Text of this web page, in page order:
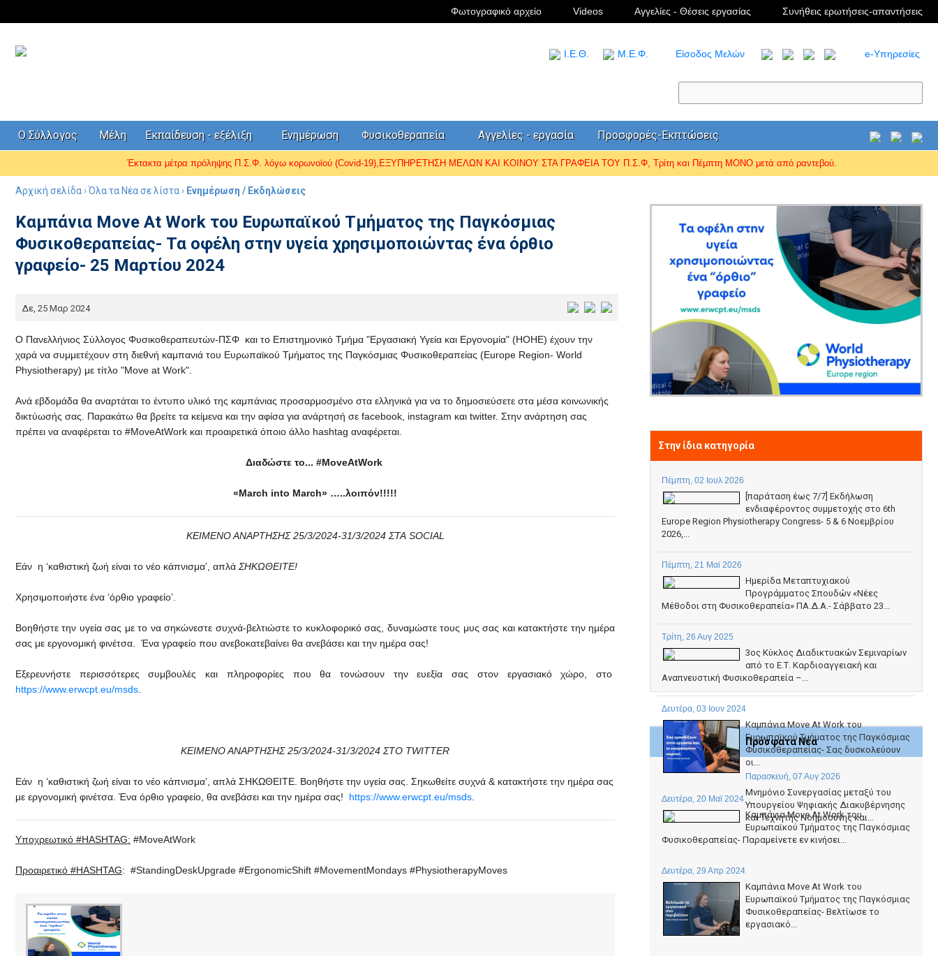
Φωτογραφικό αρχείο Videos Αγγελίες - Θέσεις εργασίας Συνήθεις ερωτήσεις-απαντήσεις
I.Ε.Θ. Μ.Ε.Φ. Είσοδος Μελών e-Υπηρεσίες
Ο Σύλλογος Μέλη Εκπαίδευση - εξέλιξη Ενημέρωση Φυσικοθεραπεία Αγγελίες - εργασία Προσφορές-Εκπτώσεις
Έκτακτα μέτρα πρόληψης Π.Σ.Φ. λόγω κορωνοϊού (Covid-19),ΕΞΥΠΗΡΕΤΗΣΗ ΜΕΛΩΝ ΚΑΙ ΚΟΙΝΟΥ ΣΤΑ ΓΡΑΦΕΙΑ ΤΟΥ Π.Σ.Φ, Τρίτη και Πέμπτη ΜΟΝΟ μετά από ραντεβού.
Αρχική σελίδα ›Όλα τα Νέα σε λίστα › Ενημέρωση / Εκδηλώσεις
Καμπάνια Move At Work του Ευρωπαϊκού Τμήματος της Παγκόσμιας
Φυσικοθεραπείας- Τα οφέλη στην υγεία χρησιμοποιώντας ένα όρθιο
γραφείο- 25 Μαρτίου 2024
Δε, 25 Μαρ 2024
Ο Πανελλήνιος Σύλλογος Φυσικοθεραπευτών-ΠΣΦ και το Επιστημονικό Τμήμα "Εργασιακή Υγεία και Εργονομία" (ΗΟΗΕ) έχουν την
χαρά να συμμετέχουν στη διεθνή καμπανιά του Ευρωπαϊκού Τμήματος της Παγκόσμιας Φυσικοθεραπείας (Europe Region- World
Physiotherapy) με τίτλο "Move at Work".
Ανά εβδομάδα θα αναρτάται το έντυπο υλικό της καμπάνιας προσαρμοσμένο στα ελληνικά για να το δημοσιεύσετε στα μέσα κοινωνικής
δικτύωσής σας. Παρακάτω θα βρείτε τα κείμενα και την αφίσα για ανάρτησή σε facebook, instagram και twitter. Στην ανάρτηση σας
πρέπει να αναφέρεται το #MoveAtWork και προαιρετικά όποιο άλλο hashtag αναφέρεται.
Διαδώστε το... #MoveAtWork
«March into March» …..λοιπόν!!!!!
ΚΕΙΜΕΝΟ ΑΝΑΡΤΗΣΗΣ 25/3/2024-31/3/2024 ΣΤΑ SOCIAL
Εάν η ‘καθιστική ζωή είναι το νέο κάπνισμα’, απλά ΣΗΚΩΘΕΙΤΕ!
Χρησιμοποιήστε ένα ‘όρθιο γραφείο’.
Βοηθήστε την υγεία σας με το να σηκώνεστε συχνά-βελτιώστε το κυκλοφορικό σας, δυναμώστε τους μυς σας και κατακτήστε την ημέρα
σας με εργονομική φινέτσα. Ένα γραφείο που ανεβοκατεβαίνει θα ανεβάσει και την ημέρα σας!
Εξερευνήστε περισσότερες συμβουλές και πληροφορίες που θα τονώσουν την ευεξία σας στον εργασιακό χώρο, στο
https://www.erwcpt.eu/msds
ΚΕΙΜΕΝΟ ΑΝΑΡΤΗΣΗΣ 25/3/2024-31/3/2024 ΣΤΟ TWITTER
Εάν η ‘καθιστική ζωή είναι το νέο κάπνισμα’, απλά ΣΗΚΩΘΕΙΤΕ. Βοηθήστε την υγεία σας. Σηκωθείτε συχνά & κατακτήστε την ημέρα σας
με εργονομική φινέτσα. Ένα όρθιο γραφείο, θα ανεβάσει και την ημέρα σας! https://www.erwcpt.eu/msds
Υποχρεωτικό #HASHTAG: #MoveAtWork
Προαιρετικό #HASHTAG: #StandingDeskUpgrade #ErgonomicShift #MovementMondays #PhysiotherapyMoves
Στην ίδια κατηγορία
Πέμπτη, 02 Ιουλ 2026
[παράταση έως 7/7] Εκδήλωση
ενδιαφέροντος συμμετοχής στο 6th
Europe Region Physiotherapy Congress- 5 & 6 Νοεμβρίου
2026,...
Πέμπτη, 21 Μαϊ 2026
Ημερίδα Μεταπτυχιακού
Προγράμματος Σπουδών «Νέες
Μέθοδοι στη Φυσικοθεραπεία» ΠΑ.Δ.Α.- Σάββατο 23...
Τρίτη, 26 Αυγ 2025
3ος Κύκλος Διαδικτυακών Σεμιναρίων
από το Ε.Τ. Καρδιοαγγειακή και
Αναπνευστική Φυσικοθεραπεία –...
Δευτέρα, 03 Ιουν 2024
Καμπάνια Move At Work του
Ευρωπαϊκού Τμήματος της Παγκόσμιας
Φυσικοθεραπείας- Σας δυσκολεύουν
οι...
Δευτέρα, 20 Μαϊ 2024
Καμπάνια Move At Work του
Ευρωπαϊκού Τμήματος της Παγκόσμιας
Φυσικοθεραπείας- Παραμείνετε εν κινήσει...
Δευτέρα, 29 Απρ 2024
Καμπάνια Move At Work του
Ευρωπαϊκού Τμήματος της Παγκόσμιας
Φυσικοθεραπείας- Βελτίωσε το
εργασιακό...
Πρόσφατα Νέα
Παρασκευή, 07 Αυγ 2026
Μνημόνιο Συνεργασίας μεταξύ του
Υπουργείου Ψηφιακής Διακυβέρνησης
και Τεχνητής Νοημοσύνης και...